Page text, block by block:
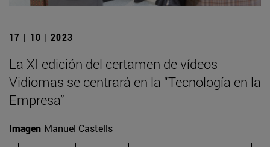
17 | 10 | 2023
La XI edición del certamen de vídeos
Vidiomas se centrará en la “Tecnología en la
Empresa”
Imagen Manuel Castells